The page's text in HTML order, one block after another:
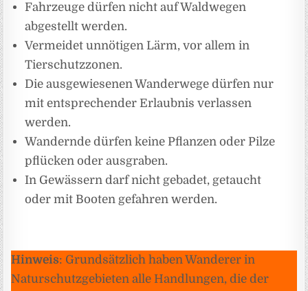
Fahrzeuge dürfen nicht auf Waldwegen
abgestellt werden.
Vermeidet unnötigen Lärm, vor allem in
Tierschutzzonen.
Die ausgewiesenen Wanderwege dürfen nur
mit entsprechender Erlaubnis verlassen
werden.
Wandernde dürfen keine Pflanzen oder Pilze
pflücken oder ausgraben.
In Gewässern darf nicht gebadet, getaucht
oder mit Booten gefahren werden.
Hinweis: Grundsätzlich haben Wanderer in
Naturschutzgebieten alle Handlungen, die der